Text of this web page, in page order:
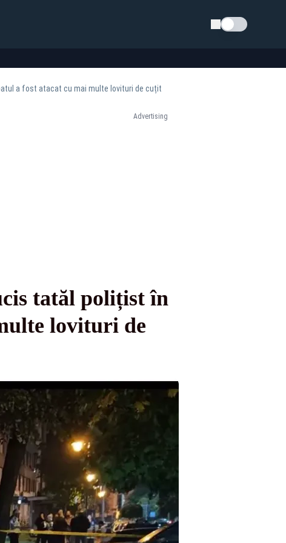
Schimba tema
a fost atacat cu mai multe lovituri de cuțit
Advertising
tatăl polițist în
lovituri de